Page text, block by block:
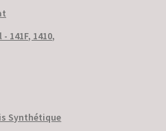
141F, 1410,
Synthétique